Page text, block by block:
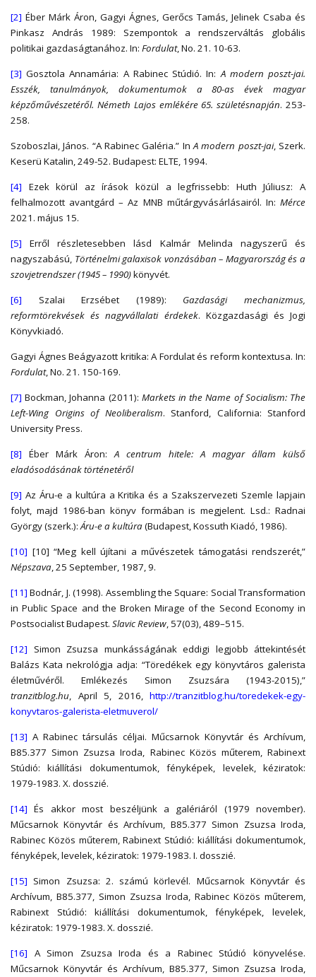
[2] Éber Márk Áron, Gagyi Ágnes, Gerőcs Tamás, Jelinek Csaba és
Pinkasz András 1989: Szempontok a rendszerváltás globális
politikai gazdaságtanához. In: Fordulat, No. 21. 10-63.
[3] Gosztola Annamária: A Rabinec Stúdió. In:A modern poszt-jai.
Esszék, tanulmányok, dokumentumok a 80-as évek magyar
képzőművészetéről. Németh Lajos emlékére 65. születésnapján. 253-
258.
Szoboszlai, János. “A Rabinec Galéria.” InA modern poszt-jai, Szerk.
Keserü Katalin, 249-52. Budapest: ELTE, 1994.
[4] Ezek körül az írások közül a legfrissebb: Huth Júliusz: A
felhalmozott avantgárd – Az MNB műtárgyvásárlásairól. In: Mérce
2021. május 15.
[5] Erről részletesebben lásd Kalmár Melinda nagyszerű és
nagyszabású, Történelmi galaxisok vonzásában – Magyarország és a
szovjetrendszer (1945 – 1990)könyvét.
[6] Szalai Erzsébet (1989): Gazdasági mechanizmus,
reformtörekvések és nagyvállalati érdekek. Közgazdasági és Jogi
Könyvkiadó.
Gagyi Ágnes Beágyazott kritika: A Fordulat és reform kontextusa. In:
Fordulat, No. 21. 150-169.
[7] Bockman, Johanna (2011): Markets in the Name of Socialism: The
Left-Wing Origins of Neoliberalism. Stanford, California: Stanford
University Press.
[8] Éber Márk Áron:A centrum hitele: A magyar állam külső
eladósodásának történetéről
[9] Az Áru-e a kultúra a Kritika és a Szakszervezeti Szemle lapjain
folyt, majd 1986-ban könyv formában is megjelent. Lsd.: Radnai
György (szerk.):Áru-e a kultúra(Budapest, Kossuth Kiadó, 1986).
[10] [10] “Meg kell újítani a művészetek támogatási rendszerét,”
Népszava, 25 September, 1987, 9.
[11] Bodnár, J. (1998). Assembling the Square: Social Transformation
in Public Space and the Broken Mirage of the Second Economy in
Postsocialist Budapest. Slavic Review, 57(03), 489–515.
[12] Simon Zsuzsa munkásságának eddigi legjobb áttekintését
Balázs Kata nekrológja adja: “Töredékek egy könyvtáros galerista
életművéről. Emlékezés Simon Zsuzsára (1943-2015),”
tranzitblog.hu, April 5, 2016, http://tranzitblog.hu/toredekek-egy-
konyvtaros-galerista-eletmuverol/
[13] A Rabinec társulás céljai. Műcsarnok Könyvtár és Archívum,
B85.377 Simon Zsuzsa Iroda, Rabinec Közös műterem, Rabinext
Stúdió: kiállítási dokumentumok, fényképek, levelek, kéziratok:
1979-1983. X. dosszié.
[14] És akkor most beszéljünk a galériáról (1979 november).
Műcsarnok Könyvtár és Archívum, B85.377 Simon Zsuzsa Iroda,
Rabinec Közös műterem, Rabinext Stúdió: kiállítási dokumentumok,
fényképek, levelek, kéziratok: 1979-1983. I. dosszié.
[15] Simon Zsuzsa: 2. számú körlevél. Műcsarnok Könyvtár és
Archívum, B85.377, Simon Zsuzsa Iroda, Rabinec Közös műterem,
Rabinext Stúdió: kiállítási dokumentumok, fényképek, levelek,
kéziratok: 1979-1983. X. dosszié.
[16] A Simon Zsuzsa Iroda és a Rabinec Stúdió könyvelése.
Műcsarnok Könyvtár és Archívum, B85.377, Simon Zsuzsa Iroda,